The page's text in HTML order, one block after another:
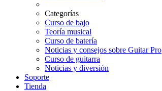
Categorías
Curso de bajo
Teoría musical
Curso de batería
Noticias y consejos sobre Guitar Pro
Curso de guitarra
Noticias y diversión
Soporte
Tienda